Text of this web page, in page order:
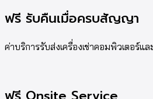
ฟรี รับคืนเมื่อครบสัญญา
ค่าบริการรับส่งเครื่องเช่าคอมพิวเตอร์